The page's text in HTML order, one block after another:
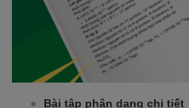
Bài tập phân dạng chi tiết